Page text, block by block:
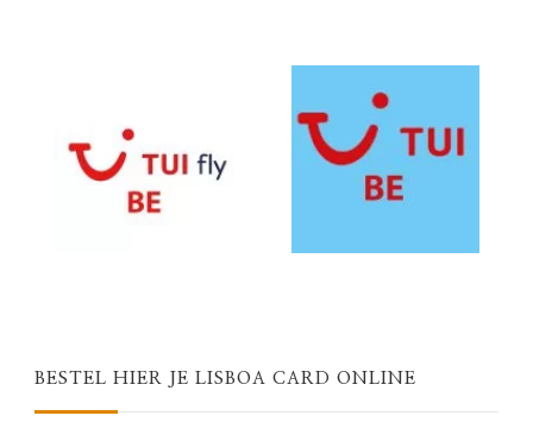
BESTEL HIER JE LISBOA CARD ONLINE